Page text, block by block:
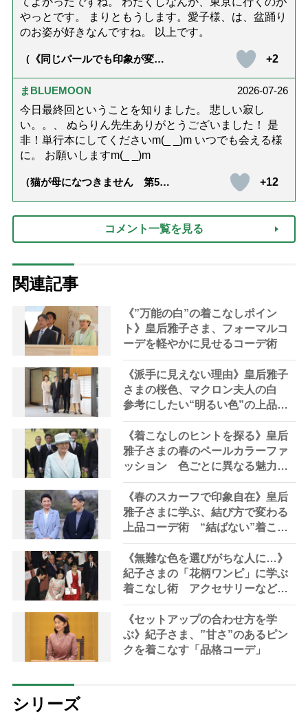
やっとです。 まりともうします。愛子様、は、盆踊り
のお姿が好きなんですね。 以上です。
（《同じパールでも印象が変
の夏ネックレス」上品＆涼しげ
に見せる4つの法則）
+2
まBLUEMOON
2026-07-26
今日最終回ということを知りました。 悲しい寂し
い。。、 ぬらりん先生ありがとうございました！ 是
非！単行本にしてくださいm(_ _)m いつでも会える様
に。 お願いしますm(_ _)m
（猫が母になつきません 第500
+12
コメント一覧を見る
関連記事
《”万能の白”の着こなしポイン
ト》皇后雅子さま、フォーマルコ
ーデを軽やかに見せるコーデ術
《派手に見えない理由》皇后雅子
さまの桜色、マクロン夫人の白
参考にしたい“明るい色”の上品な
使い方
《着こなしのヒントを探る》皇后
雅子さまの春のペールカラーファ
ッション 色ごとに異なる魅力と
は
《春のスカーフで印象自在》皇后
雅子さまに学ぶ、結び方で変わる
上品コーデ術 “結ばない”着こな
しも
《無難な色を選びがちな人に…》
紀子さまの「花柄ワンピ」に学ぶ
着こなし術 アクセサリーなどの
小物はシンプルに
《セットアップの合わせ方を学
ぶ》紀子さま、”甘さ”のあるピン
クを着こなす「品格コーデ」
シリーズ